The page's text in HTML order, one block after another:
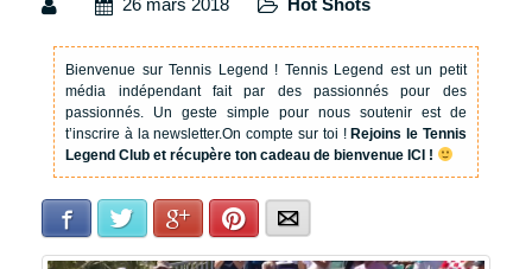
26 mars 2018 Hot Shots
Bienvenue sur Tennis Legend ! Tennis Legend est un petit
média indépendant fait par des passionnés pour des
passionnés. Un geste simple pour nous soutenir est de
t’inscrire à la newsletter.On compte sur toi !Rejoins le Tennis
Legend Club et récupère ton cadeau de bienvenue ICI !
Facebook Twitter Google+Pinterest